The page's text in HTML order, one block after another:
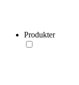
Produkter